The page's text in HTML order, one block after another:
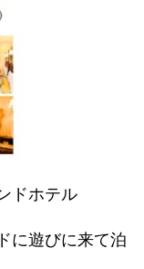
ドホテル
に遊びに来て泊